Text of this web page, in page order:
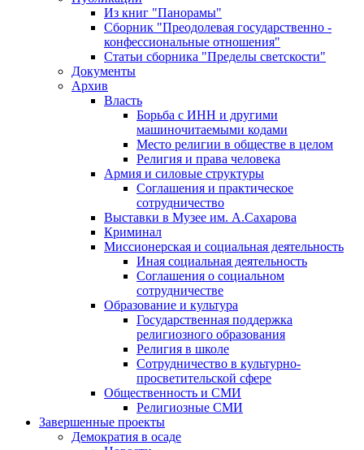
Из книг "Панорамы"
Сборник "Преодолевая государственно -
конфессиональные отношения"
Статьи сборника "Пределы светскости"
Документы
Архив
Власть
Борьба с ИНН и другими
машиночитаемыми кодами
Место религии в обществе в целом
Религия и права человека
Армия и силовые структуры
Соглашения и практическое
сотрудничество
Выставки в Музее им. А.Сахарова
Криминал
Миссионерская и социальная деятельность
Иная социальная деятельность
Соглашения о социальном
сотрудничестве
Образование и культура
Государственная поддержка
религиозного образования
Религия в школе
Сотрудничество в культурно-
просветительской сфере
Общественность и СМИ
Религиозные СМИ
Завершенные проекты
Демократия в осаде